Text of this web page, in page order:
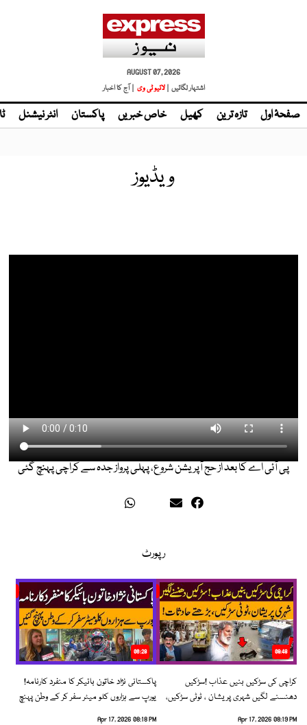
AUGUST 07, 2026
اشتہار لگائیں |
| آج کا اخبار
صفحۂ اول تازہ ترین کھیل خاص خبریں پاکستان انٹر نیشنل
ویڈیوز
پی آئی اے کا بعد از حج آپریشن شروع، پہلی پرواز جدہ سے کراچی پہنچ گئی
رپورٹ
08:48
کراچی کی سڑکیں بنیں عذاب !سڑکیں
دھنسنے لگیں شہری پریشان ، ٹوٹی سڑکیں،
Apr 17, 2026 08:19 PM
06:28
پاکستانی نژاد خاتون بائیکر کا منفرد کارنامہ!
یورپ سے ہزاروں کلو میٹر سفر کر کے وطن پہنچ
Apr 17, 2026 08:18 PM